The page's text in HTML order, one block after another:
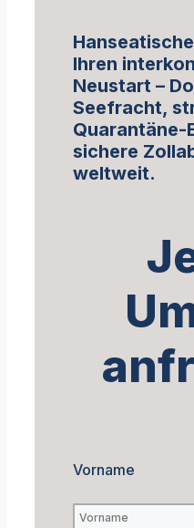
Ihren
Neustart –
Seefracht,
Quarantäne-
sichere
weltweit.
Vorname